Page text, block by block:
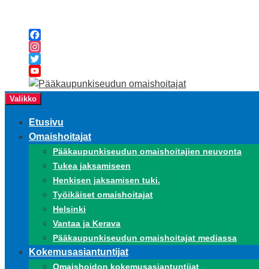
Facebook
Instagram
Twitter
YouTube
Channel
Valikko
Etusivu
Omaishoitajat
Pääkaupunkiseudun omaishoitajien neuvonta
Tukea jaksamiseen
Henkisen jaksamisen tuki.
Työikäiset omaishoitajat
Helsinki
Vantaa ja Kerava
Pääkaupunkiseudun omaishoitajat mediassa
Kokemusasiantuntijat
Omaishoidon kokemusasiantuntijat